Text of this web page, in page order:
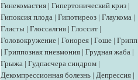
Гинекомастия | Гипертонический криз |
Гипоксия плода | Гипотиреоз | Глаукома |
Глисты | Глоссалгия | Глоссит |
Головокружение | Гонорея | Гоше | Грипп
| Гриппозная пневмония | Грудная жаба |
Грыжа | Гудпасчера синдром |
Декомпрессионная болезнь | Депрессия |